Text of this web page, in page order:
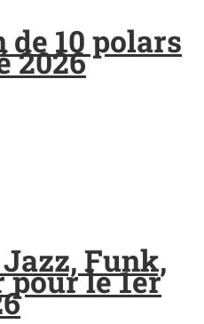
10 polars
2026
Funk,
le 1er